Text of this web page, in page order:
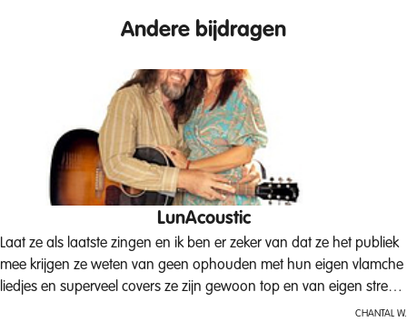
Andere bijdragen
LunAcoustic
Laat ze als laatste zingen en ik ben er zeker van dat ze het publiek
mee krijgen ze weten van geen ophouden met hun eigen vlamche
liedjes en superveel covers ze zijn gewoon top en van eigen streek
ze zouden gewoon elk jaar in het stadspark moeten staan.Chantal W.